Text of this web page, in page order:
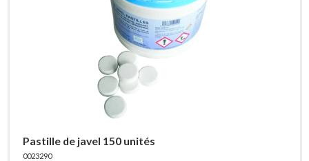
Pastille de javel 150 unités
0023290